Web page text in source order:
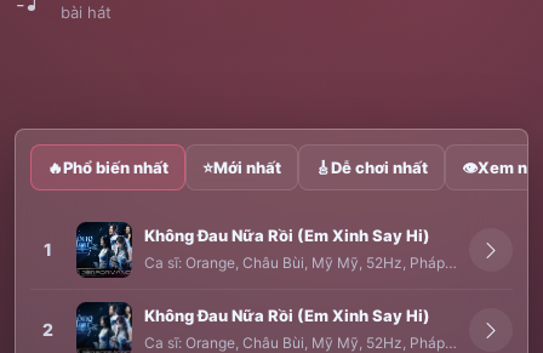
bài hát
🔥Phổ biến nhất ⭐Mới nhất 🎸Dễ chơi nhất 👁Xem
1
Không Đau Nữa Rồi (Em Xinh Say Hi)
Ca sĩ: Orange, Châu Bùi, Mỹ Mỹ, 52Hz, Pháp Kiều
2
Không Đau Nữa Rồi (Em Xinh Say Hi)
Ca sĩ: Orange, Châu Bùi, Mỹ Mỹ, 52Hz, Pháp Kiều